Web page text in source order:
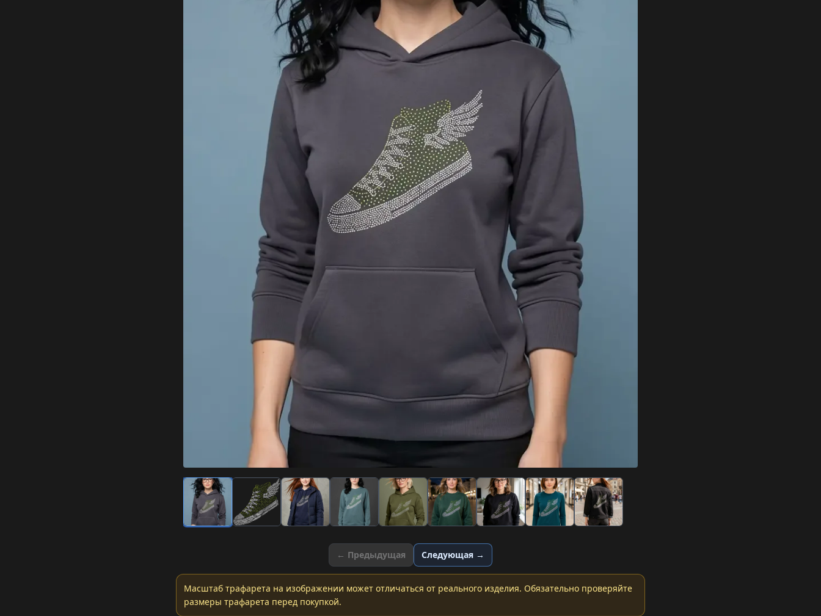
← Предыдущая Следующая →
Масштаб трафарета на изображении может отличаться от реального изделия. Обязательно проверяйте
размеры трафарета перед покупкой.